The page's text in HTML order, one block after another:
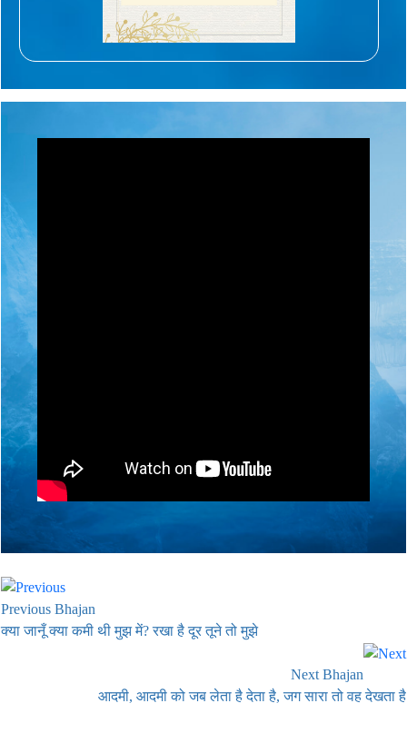
Previous Bhajan
क्या जानूँ क्या कमी थी मुझ में? रखा है दूर तूने तो मुझे
Next Bhajan
आदमी, आदमी को जब लेता है देता है, जग सारा तो वह देखता है